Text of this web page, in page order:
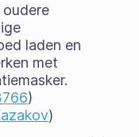
laden en
met
)
)